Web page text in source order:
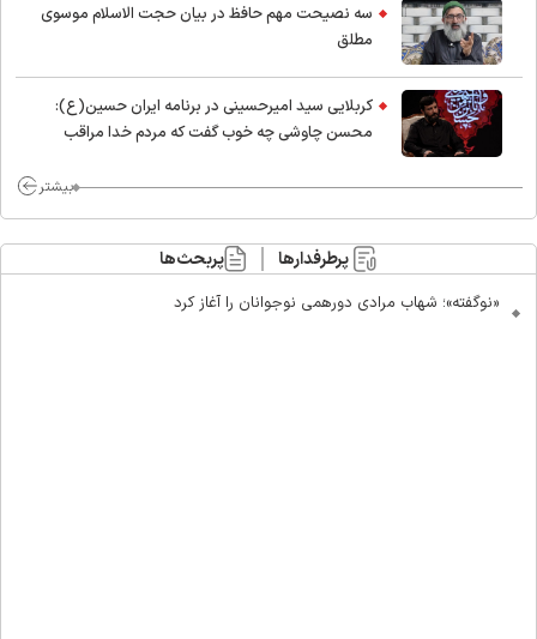
سه نصیحت مهم حافظ در بیان حجت الاسلام موسوی
مطلق
کربلایی سید امیر‌حسینی در برنامه ایران حسین(ع):
محسن چاوشی چه خوب گفت که مردم خدا مراقب
بیشتر
پرطرفدارها پربحث‌ها
«نوگفته»؛ شهاب مرادی دورهمی نوجوانان را آغاز کرد